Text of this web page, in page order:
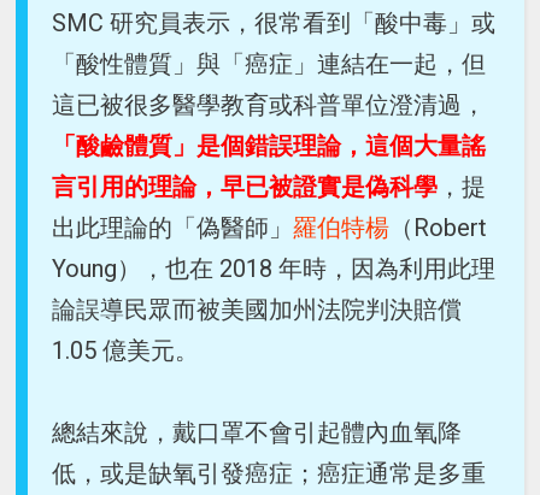
SMC 研究員表示，很常看到「酸中毒」或
「酸性體質」與「癌症」連結在一起，但
這已被很多醫學教育或科普單位澄清過，
「酸鹼體質」是個錯誤理論，這個大量謠
言引用的理論，早已被證實是偽科學 ，提
出此理論的「偽醫師」羅伯特楊 （Robert
Young），也在 2018 年時，因為利用此理
論誤導民眾而被美國加州法院判決賠償
1.05 億美元。
總結來說，戴口罩不會引起體內血氧降
低，或是缺氧引發癌症；癌症通常是多重